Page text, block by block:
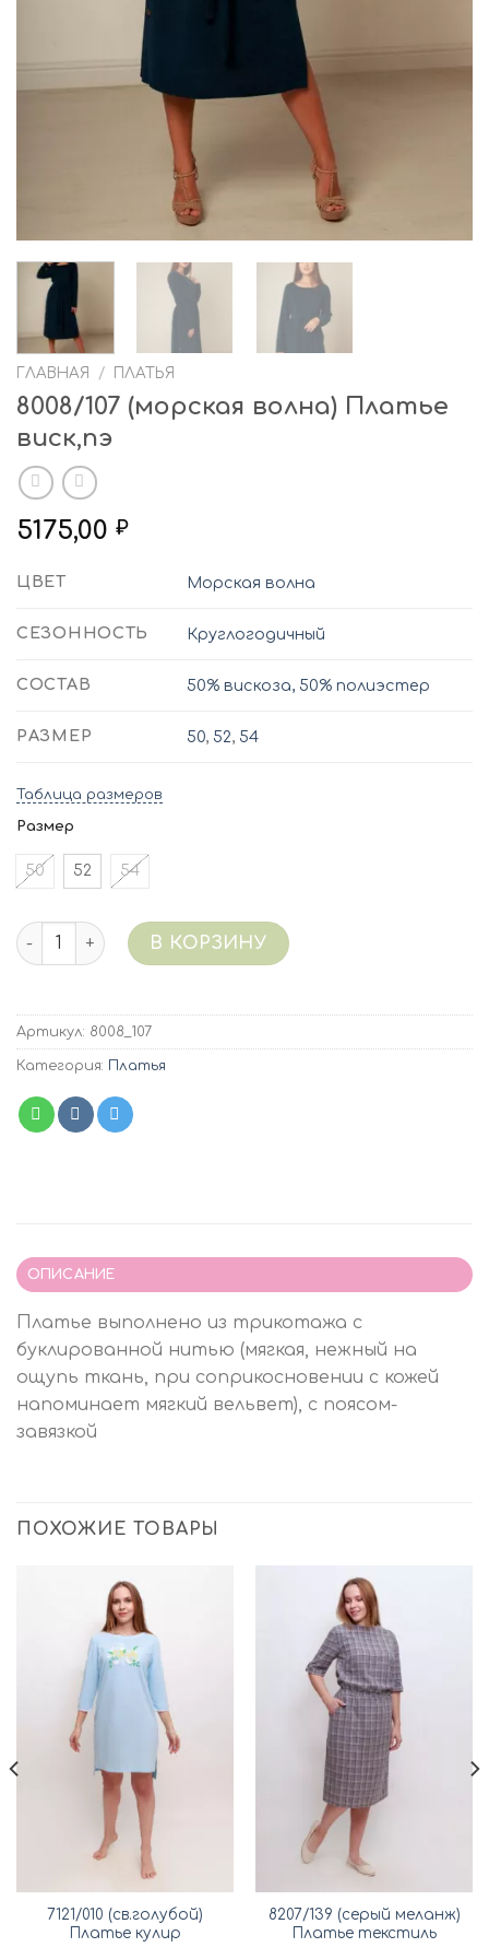
ГЛАВНАЯ / ПЛАТЬЯ
8008/107 (морская волна) Платье
виск,пэ
5175,00 ₽
ЦВЕТ Морская волна
СЕЗОННОСТЬ Круглогодичный
СОСТАВ 50% вискоза, 50% полиэстер
РАЗМЕР 50, 52, 54
Таблица размеров
Размер
50 52 54
Количество 8008/107 (морская волна) Платье виск,пэ
В КОРЗИНУ
Артикул: 8008_107
Категория: Платья
ОПИСАНИЕ
Платье выполнено из трикотажа с
буклированной нитью (мягкая, нежный на
ощупь ткань, при соприкосновении с кожей
напоминает мягкий вельвет), с поясом-
завязкой
ПОХОЖИЕ ТОВАРЫ
7121/010 (св.голубой)
Платье кулир
8207/139 (серый меланж)
Платье текстиль